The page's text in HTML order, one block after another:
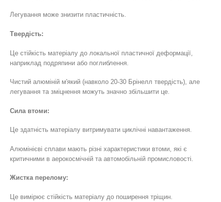
Легування може знизити пластичність.
Твердість:
Це стійкість матеріалу до локальної пластичної деформації,
наприклад подряпини або поглиблення.
Чистий алюміній м'який (навколо 20-30 Брінелл твердість), але
легування та зміцнення можуть значно збільшити це.
Сила втоми:
Це здатність матеріалу витримувати циклічні навантаження.
Алюмінієві сплави мають різні характеристики втоми, які є
критичними в аерокосмічній та автомобільній промисловості.
Жистка перелому:
Це вимірює стійкість матеріалу до поширення тріщин.